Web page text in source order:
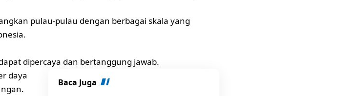
pulau-pulau dengan berbagai skala yang
dipercaya dan bertanggung jawab.
Baca Juga
daya